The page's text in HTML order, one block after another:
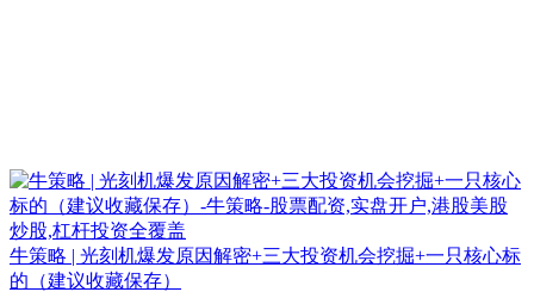
牛策略 | 光刻机爆发原因解密+三大投资机会挖掘+一只核心标
的（建议收藏保存）